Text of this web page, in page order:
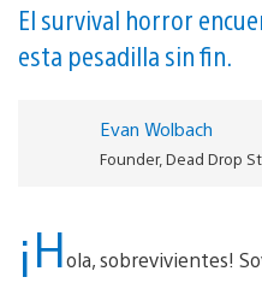
El survival horror
esta pesadilla sin fin.
Evan Wolbach
Founder, Dead Drop
¡Hola, sobrevivientes!